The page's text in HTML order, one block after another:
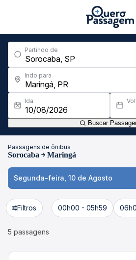
Partindo de
Indo para
Ida
Buscar
Passagens de ônibus
Sorocaba Maringá
Segunda-feira, 10 de Agosto
Filtros 00h00 - 05h59
5 passagens